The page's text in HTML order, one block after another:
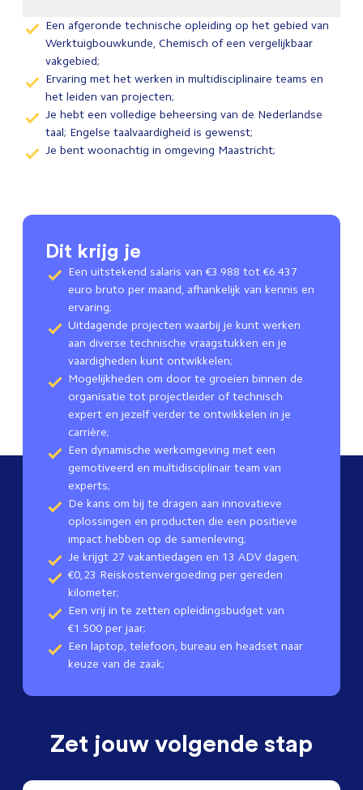
Een afgeronde technische opleiding op het gebied van
Werktuigbouwkunde, Chemisch of een vergelijkbaar
vakgebied;
Ervaring met het werken in multidisciplinaire teams en
het leiden van projecten;
Je hebt een volledige beheersing van de Nederlandse
taal; Engelse taalvaardigheid is gewenst;
Je bent woonachtig in omgeving Maastricht;
Dit krijg je
Een uitstekend salaris van €3.988 tot €6.437
euro bruto per maand, afhankelijk van kennis en
ervaring;
Uitdagende projecten waarbij je kunt werken
aan diverse technische vraagstukken en je
vaardigheden kunt ontwikkelen;
Mogelijkheden om door te groeien binnen de
organisatie tot projectleider of technisch
expert en jezelf verder te ontwikkelen in je
carrière;
Een dynamische werkomgeving met een
gemotiveerd en multidisciplinair team van
experts;
De kans om bij te dragen aan innovatieve
oplossingen en producten die een positieve
impact hebben op de samenleving;
Je krijgt 27 vakantiedagen en 13 ADV dagen;
€0,23 Reiskostenvergoeding per gereden
kilometer;
Een vrij in te zetten opleidingsbudget van
€1.500 per jaar;
Een laptop, telefoon, bureau en headset naar
keuze van de zaak;
Zet jouw volgende stap